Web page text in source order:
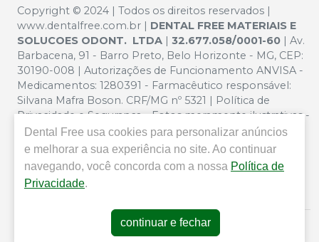
Copyright © 2024 | Todos os direitos reservados |
www.dentalfree.com.br | DENTAL FREE MATERIAIS E
SOLUCOES ODONT. LTDA | 32.677.058/0001-60 | Av.
Barbacena, 91 - Barro Preto, Belo Horizonte - MG, CEP:
30190-008 | Autorizações de Funcionamento ANVISA -
Medicamentos: 1280391 - Farmacêutico responsável:
Silvana Mafra Boson. CRF/MG nº 5321 | Política de
Privacidade e Segurança - Fotos meramente ilustrativas -
Os preços e condições da loja virtual estão sujeitos a
alterações. Em caso de divergência de preços no site, o
valor válido é o do Carrinho de Compra. Não vendemos
por atacado por isso nos reservamos o direito de não
atender compras de grandes volumes pelo site.
E-commerce produzido porSou Odonto Ecommerce
Dental Free usa cookies para personalizar anúncios
e melhorar a sua experiência no site. Ao continuar
navegando, você concorda com a nossa Política de
Privacidade.
continuar e fechar